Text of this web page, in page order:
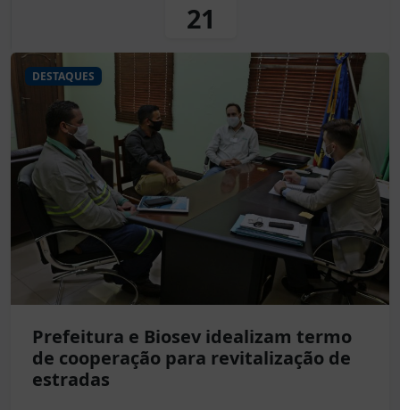
21
DESTAQUES
Prefeitura e Biosev idealizam termo
de cooperação para revitalização de
estradas